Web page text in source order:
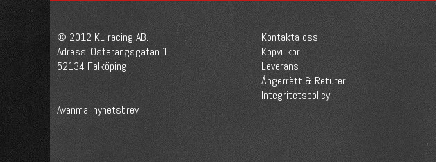
© 2012 KL racing AB.
Adress: Österängsgatan 1
52134 Falköping
Avanmäl nyhetsbrev
Kontakta oss
Köpvillkor
Leverans
Ångerrätt & Returer
Integritetspolicy